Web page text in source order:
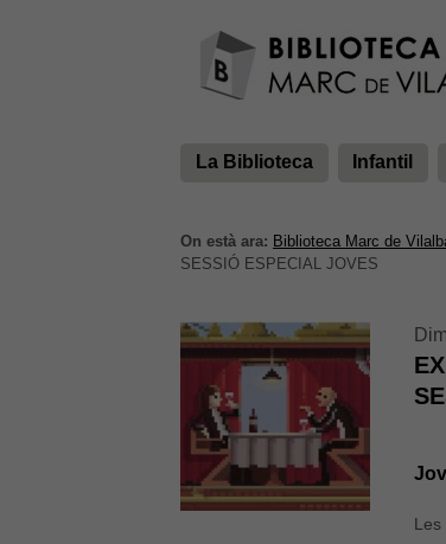
La Biblioteca Infantil
On està ara: Biblioteca Marc de
SESSIÓ ESPECIAL JOVES
Les